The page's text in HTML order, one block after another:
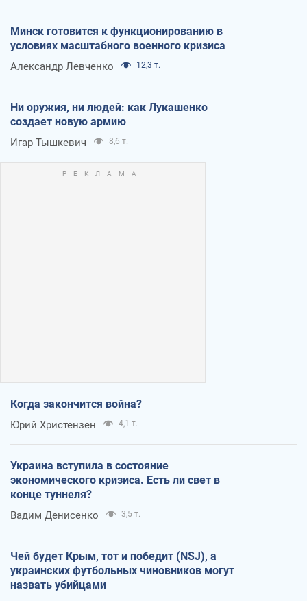
Минск готовится к функционированию в
условиях масштабного военного кризиса
Александр Левченко 12,3 т.
Ни оружия, ни людей: как Лукашенко
создает новую армию
Игар Тышкевич 8,6 т.
Когда закончится война?
Юрий Христензен 4,1 т.
Украина вступила в состояние
экономического кризиса. Есть ли свет в
конце туннеля?
Вадим Денисенко 3,5 т.
Чей будет Крым, тот и победит (NSJ), а
украинских футбольных чиновников могут
назвать убийцами